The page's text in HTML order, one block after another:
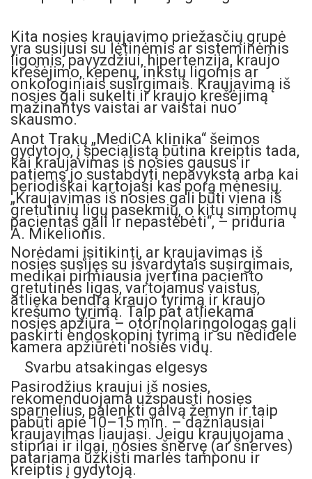
Kita nosies kraujavimo priežasčių grupė
yra susijusi su lėtinėmis ar sisteminėmis
ligomis, pavyzdžiui, hipertenzija, kraujo
krešėjimo, kepenų, inkstų ligomis ar
onkologiniais susirgimais. Kraujavimą iš
nosies gali sukelti ir kraujo krešėjimą
mažinantys vaistai ar vaistai nuo
skausmo.
Anot Trakų „MediCA klinika“ šeimos
gydytojo, į specialistą būtina kreiptis tada,
kai kraujavimas iš nosies gausus ir
patiems jo sustabdyti nepavyksta arba kai
periodiškai kartojasi kas porą mėnesių.
„Kraujavimas iš nosies gali būti viena iš
gretutinių ligų pasekmių, o kitų simptomų
pacientas gali ir nepastebėti“, – priduria
A. Mikelionis.
Norėdami įsitikinti, ar kraujavimas iš
nosies susijęs su išvardytais susirgimais,
medikai pirmiausia įvertina paciento
gretutines ligas, vartojamus vaistus,
atlieka bendrą kraujo tyrimą ir kraujo
krešumo tyrimą. Taip pat atliekama
nosies apžiūra – otorinolaringologas gali
paskirti endoskopinį tyrimą ir su nedidele
kamera apžiūrėti nosies vidų.
Svarbu atsakingas elgesys
Pasirodžius kraujui iš nosies,
rekomenduojama užspausti nosies
sparnelius, palenkti galvą žemyn ir taip
pabūti apie 10–15 min. – dažniausiai
kraujavimas liaujasi. Jeigu kraujuojama
stipriai ir ilgai, nosies šnervę (ar šnerves)
patariama užkišti marlės tamponu ir
kreiptis į gydytoją.